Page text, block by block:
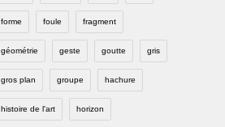
forme foule fragment
géométrie geste goutte gris
gros plan groupe hachure
histoire de l'art horizon